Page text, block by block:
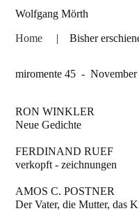
Wolfgang Mörth
Home | Bisher
miromente 45 - November
RON WINKLER
Neue Gedichte
FERDINAND RUEF
verkopft - zeichnungen
AMOS C. POSTNER
Der Vater, die Mutter, das